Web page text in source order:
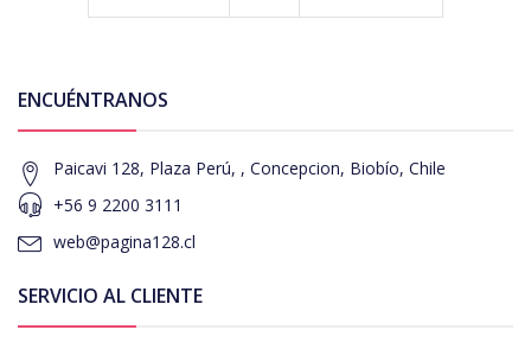
ENCUÉNTRANOS
Paicavi 128, Plaza Perú, , Concepcion, Biobío, Chile
+56 9 2200 3111
web@pagina128.cl
SERVICIO AL CLIENTE